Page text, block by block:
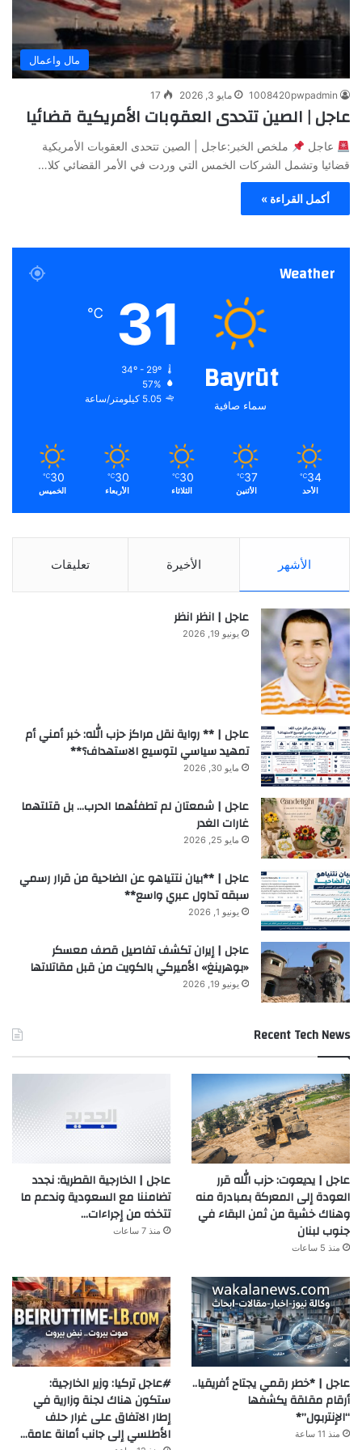
مال واعمال
1008420pwpadmin مايو 3, 2026 17
عاجل | الصين تتحدى العقوبات الأمريكية قضائيا
عاجل
ملخص الخبر:عاجل | الصين تتحدى العقوبات الأمريكية
قضائيا وتشمل الشركات الخمس التي وردت في الأمر القضائي كلا…
أكمل القراءة »
Weather
Bayrūt
سماء صافية
31
℃
34º - 29º
57%
5.05 كيلومتر/ساعة
34
℃
الأحد
37
℃
الأثنين
30
℃
الثلاثاء
30
℃
الأربعاء
30
℃
الخميس
الأشهر الأخيرة تعليقات
عاجل | انظر انظر
يونيو 19, 2026
عاجل | ** رواية نقل مراكز حزب الله: خبر أمني أم
تمهيد سياسي لتوسيع الاستهداف؟**
مايو 30, 2026
عاجل | شمعتان لم تطفئهما الحرب… بل قتلتهما
غارات الغدر
مايو 25, 2026
عاجل | **بيان نتتياهو عن الضاحية من قرار رسمي
سبقه تداول عبري واسع**
يونيو 1, 2026
عاجل | إيران تكشف تفاصيل قصف معسكر
«بوهرينغ» الأميركي بالكويت من قبل مقاتلاتها
يونيو 19, 2026
Recent Tech News
عاجل | يديعوت: حزب الله قرر
العودة إلى المعركة بمبادرة منه
وهناك خشية من ثمن البقاء في
جنوب لبنان
منذ 5 ساعات
عاجل | الخارجية القطرية: نجدد
تضامننا مع السعودية وندعم ما
تتخذه من إجراءات…
منذ 7 ساعات
عاجل | *خطر رقمي يجتاح أفريقيا..
أرقام مقلقة يكشفها
“الإنتربول”*
منذ 11 ساعة
#عاجل تركيا: وزير الخارجية:
ستكون هناك لجنة وزارية في
إطار الاتفاق على غرار حلف
الأطلسي إلى جانب أمانة عامة…